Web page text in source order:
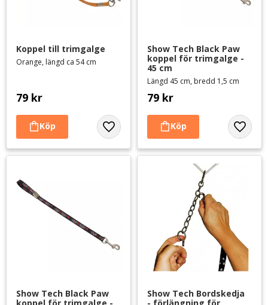
Koppel till trimgalge
Orange, längd ca 54 cm
79 kr
Lägg till i favoriter
Show Tech Black Paw
koppel för trimgalge -
45 cm
Längd 45 cm, bredd 1,5 cm
79 kr
Lägg
Show Tech Black Paw
Show Tech Bordskedja